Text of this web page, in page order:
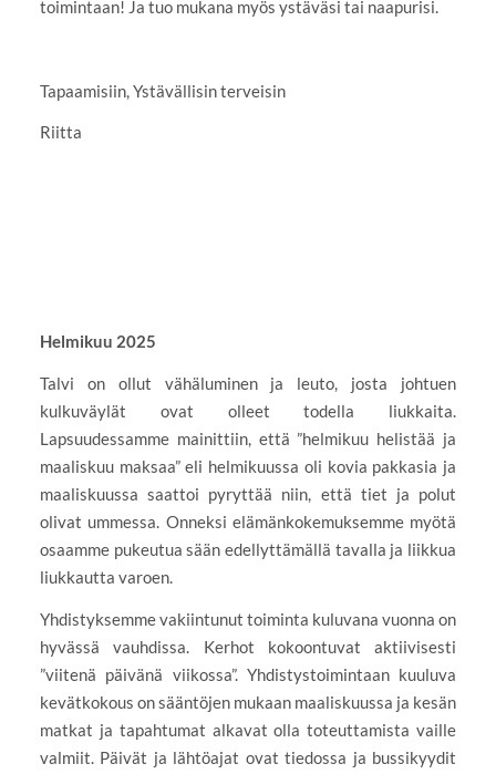
toimintaan! Ja tuo mukana myös ystäväsi tai naapurisi.
Tapaamisiin, Ystävällisin terveisin
Riitta
Helmikuu 2025
Talvi on ollut vähäluminen ja leuto, josta johtuen
kulkuväylät ovat olleet todella liukkaita.
Lapsuudessamme mainittiin, että ”helmikuu helistää ja
maaliskuu maksaa” eli helmikuussa oli kovia pakkasia ja
maaliskuussa saattoi pyryttää niin, että tiet ja polut
olivat ummessa. Onneksi elämänkokemuksemme myötä
osaamme pukeutua sään edellyttämällä tavalla ja liikkua
liukkautta varoen.
Yhdistyksemme vakiintunut toiminta kuluvana vuonna on
hyvässä vauhdissa. Kerhot kokoontuvat aktiivisesti
”viitenä päivänä viikossa”. Yhdistystoimintaan kuuluva
kevätkokous on sääntöjen mukaan maaliskuussa ja kesän
matkat ja tapahtumat alkavat olla toteuttamista vaille
valmiit. Päivät ja lähtöajat ovat tiedossa ja bussikyydit